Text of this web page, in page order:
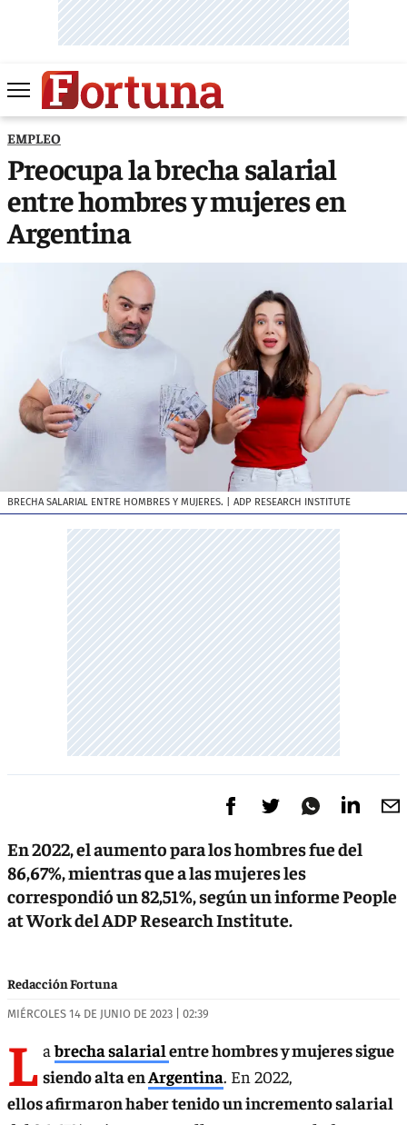
EMPLEO
Preocupa la brecha salarial
entre hombres y mujeres en
Argentina
BRECHA SALARIAL ENTRE HOMBRES Y MUJERES. | ADP RESEARCH INSTITUTE
En 2022, el aumento para los hombres fue del
86,67%, mientras que a las mujeres les
correspondió un 82,51%, según un informe People
at Work del ADP Research Institute.
Redacción Fortuna
MIÉRCOLES 14 DE JUNIO DE 2023 | 02:39
L abrecha salarialentre hombres y mujeres sigue
siendo alta enArgentina. En 2022,
ellos afirmaron haber tenido un incremento salarial